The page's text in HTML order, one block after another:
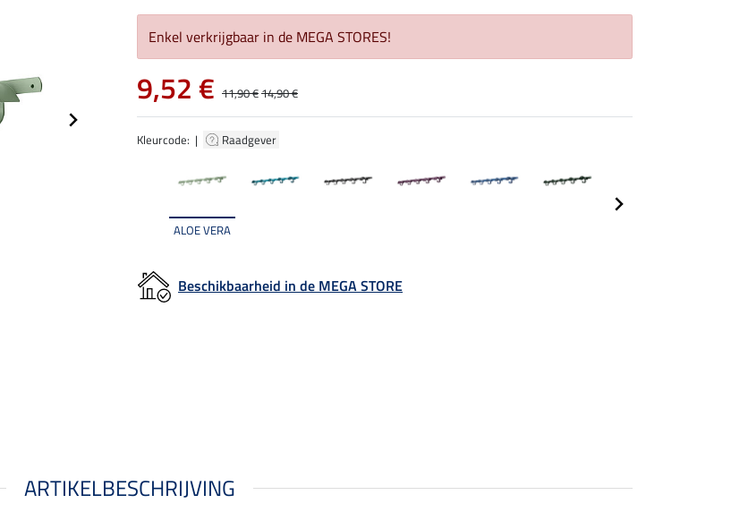
Kleurcode: | Raadgever
ALOE VERA
Enkel verkrijgbaar in de MEGA STORES!
9,52 € 11,90 €14,90 €
Beschikbaarheid in de MEGA STORE
ARTIKELBESCHRIJVING